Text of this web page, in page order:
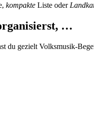
kompakte Liste oder
…
du gezielt Volksmusik-